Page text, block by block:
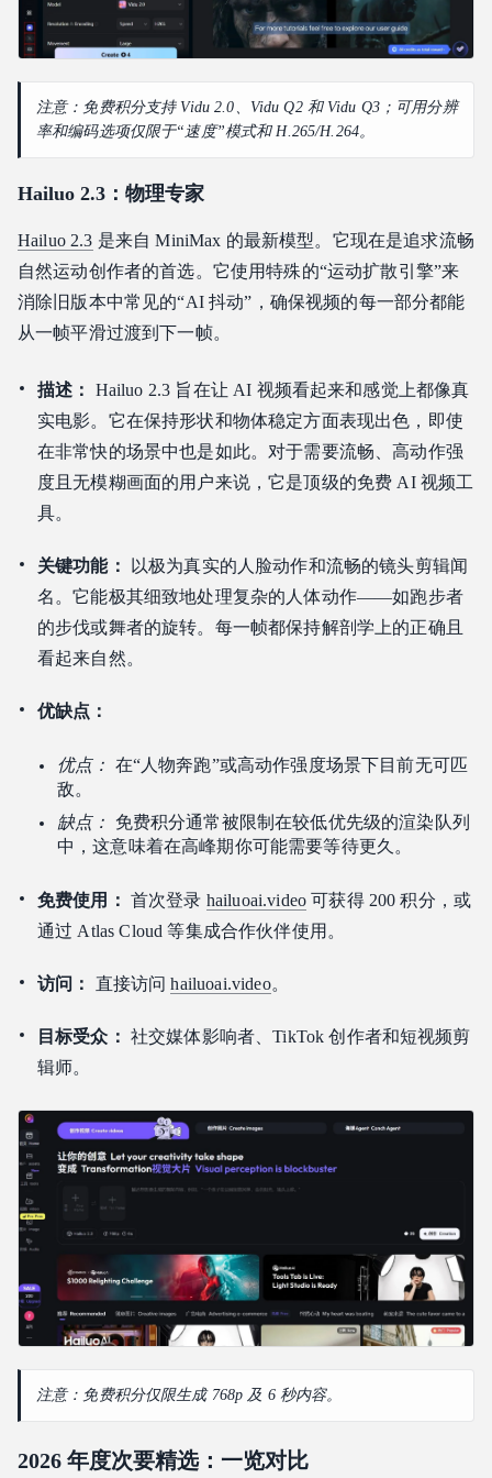
注意：免费积分支持 Vidu 2.0、Vidu Q2 和 Vidu Q3；可用分辨
率和编码选项仅限于“速度”模式和 H.265/H.264。
Hailuo 2.3：物理专家
Hailuo 2.3 是来自 MiniMax 的最新模型。它现在是追求流畅
自然运动创作者的首选。它使用特殊的“运动扩散引擎”来
消除旧版本中常见的“AI 抖动”，确保视频的每一部分都能
从一帧平滑过渡到下一帧。
描述：
Hailuo 2.3 旨在让 AI 视频看起来和感觉上都像真
实电影。它在保持形状和物体稳定方面表现出色，即使
在非常快的场景中也是如此。对于需要流畅、高动作强
度且无模糊画面的用户来说，它是顶级的免费 AI 视频工
具。
关键功能：
以极为真实的人脸动作和流畅的镜头剪辑闻
名。它能极其细致地处理复杂的人体动作——如跑步者
的步伐或舞者的旋转。每一帧都保持解剖学上的正确且
看起来自然。
优缺点：
优点： 在“人物奔跑”或高动作强度场景下目前无可匹
敌。
缺点：
免费积分通常被限制在较低优先级的渲染队列
中，这意味着在高峰期你可能需要等待更久。
免费使用： 首次登录 hailuoai.video 可获得 200 积分，或
通过 Atlas Cloud 等集成合作伙伴使用。
访问： 直接访问hailuoai.video。
目标受众： 社交媒体影响者、TikTok 创作者和短视频剪
辑师。
注意：免费积分仅限生成 768p 及 6 秒内容。
2026 年度次要精选：一览对比